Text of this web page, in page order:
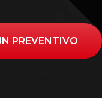
PREVENTIVO